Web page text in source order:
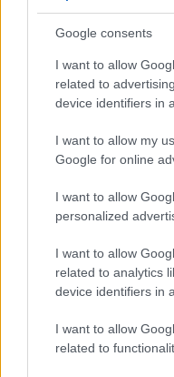
Google consents
I want to allow
related to
device identifiers in
I want to allow my
Google for online
I want to allow
personalized
I want to allow
related to analytics
device identifiers in
I want to allow
related to
Orosz
ellenlábasait
vállalkozó
Három haragosa
Rendészeti